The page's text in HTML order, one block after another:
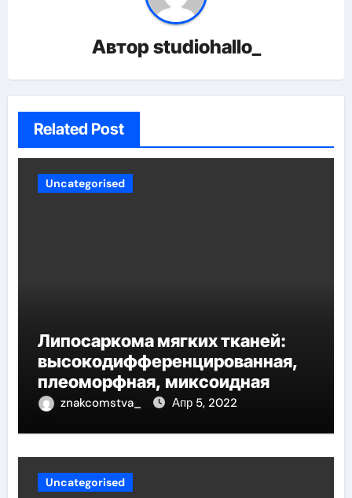
Авторstudiohallo_
Related Post
Uncategorised
Липосаркома мягких тканей:
высокодифференцированная,
плеоморфная, миксоидная
znakcomstva_ Апр 5, 2022
Uncategorised